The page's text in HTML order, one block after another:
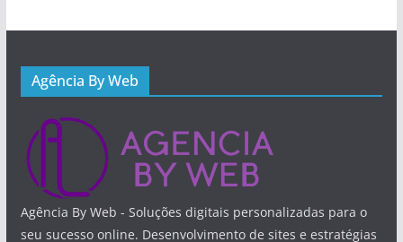
Agência By Web
Agência By Web - Soluções digitais personalizadas para o
seu sucesso online. Desenvolvimento de sites e estratégias